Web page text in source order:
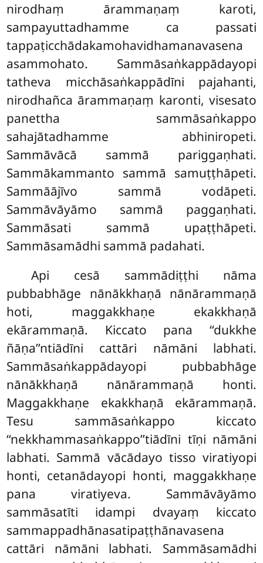
nirodhaṃ ārammaṇaṃ karoti,
sampayuttadhamme ca passati
tappaṭicchādakamohavidhamanavasena
asammohato. Sammāsaṅkappādayopi
tatheva micchāsaṅkappādīni pajahanti,
nirodhañca ārammaṇaṃ karonti, visesato
panettha sammāsaṅkappo
sahajātadhamme abhiniropeti.
Sammāvācā sammā pariggaṇhati.
Sammākammanto sammā samuṭṭhāpeti.
Sammāājīvo sammā vodāpeti.
Sammāvāyāmo sammā paggaṇhati.
Sammāsati sammā upaṭṭhāpeti.
Sammāsamādhi sammā padahati.
Api cesā sammādiṭṭhi nāma
pubbabhāge nānākkhaṇā nānārammaṇā
hoti, maggakkhaṇe ekakkhaṇā
ekārammaṇā. Kiccato pana ‘‘dukkhe
ñāṇa’’ntiādīni cattāri nāmāni labhati.
Sammāsaṅkappādayopi pubbabhāge
nānākkhaṇā nānārammaṇā honti.
Maggakkhaṇe ekakkhaṇā ekārammaṇā.
Tesu sammāsaṅkappo kiccato
‘‘nekkhammasaṅkappo’’tiādīni tīṇi nāmāni
labhati. Sammā vācādayo tisso viratiyopi
honti, cetanādayopi honti, maggakkhaṇe
pana viratiyeva. Sammāvāyāmo
sammāsatīti idampi dvayaṃ kiccato
sammappadhānasatipaṭṭhānavasena
cattāri nāmāni labhati. Sammāsamādhi